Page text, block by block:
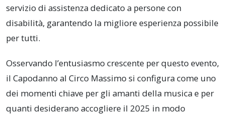
servizio di assistenza dedicato a persone con
disabilità, garantendo la migliore esperienza possibile
per tutti.
Osservando l’entusiasmo crescente per questo evento,
il Capodanno al Circo Massimo si configura come uno
dei momenti chiave per gli amanti della musica e per
quanti desiderano accogliere il 2025 in modo